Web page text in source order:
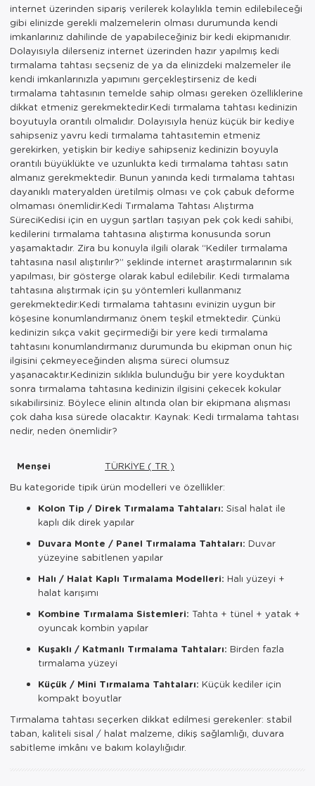
internet üzerinden sipariş verilerek kolaylıkla temin edilebileceği
gibi elinizde gerekli malzemelerin olması durumunda kendi
imkanlarınız dahilinde de yapabileceğiniz bir kedi ekipmanıdır.
Dolayısıyla dilerseniz internet üzerinden hazır yapılmış kedi
tırmalama tahtası seçseniz de ya da elinizdeki malzemeler ile
kendi imkanlarınızla yapımını gerçekleştirseniz de kedi
tırmalama tahtasının temelde sahip olması gereken özelliklerine
dikkat etmeniz gerekmektedir.Kedi tırmalama tahtası kedinizin
boyutuyla orantılı olmalıdır. Dolayısıyla henüz küçük bir kediye
sahipseniz yavru kedi tırmalama tahtasıtemin etmeniz
gerekirken, yetişkin bir kediye sahipseniz kedinizin boyuyla
orantılı büyüklükte ve uzunlukta kedi tırmalama tahtası satın
almanız gerekmektedir. Bunun yanında kedi tırmalama tahtası
dayanıklı materyalden üretilmiş olması ve çok çabuk deforme
olmaması önemlidir.Kedi Tırmalama Tahtası Alıştırma
SüreciKedisi için en uygun şartları taşıyan pek çok kedi sahibi,
kedilerini tırmalama tahtasına alıştırma konusunda sorun
yaşamaktadır. Zira bu konuyla ilgili olarak “Kediler tırmalama
tahtasına nasıl alıştırılır?” şeklinde internet araştırmalarının sık
yapılması, bir gösterge olarak kabul edilebilir. Kedi tırmalama
tahtasına alıştırmak için şu yöntemleri kullanmanız
gerekmektedir:Kedi tırmalama tahtasını evinizin uygun bir
köşesine konumlandırmanız önem teşkil etmektedir. Çünkü
kedinizin sıkça vakit geçirmediği bir yere kedi tırmalama
tahtasını konumlandırmanız durumunda bu ekipman onun hiç
ilgisini çekmeyeceğinden alışma süreci olumsuz
yaşanacaktır.Kedinizin sıklıkla bulunduğu bir yere koyduktan
sonra tırmalama tahtasına kedinizin ilgisini çekecek kokular
sıkabilirsiniz. Böylece elinin altında olan bir ekipmana alışması
çok daha kısa sürede olacaktır. Kaynak: Kedi tırmalama tahtası
nedir, neden önemlidir?
Menşei
TÜRKİYE ( TR )
Bu kategoride tipik ürün modelleri ve özellikler:
Kolon Tip / Direk Tırmalama Tahtaları: Sisal halat ile
kaplı dik direk yapılar
Duvara Monte / Panel Tırmalama Tahtaları: Duvar
yüzeyine sabitlenen yapılar
Halı / Halat Kaplı Tırmalama Modelleri: Halı yüzeyi +
halat karışımı
Kombine Tırmalama Sistemleri: Tahta + tünel + yatak +
oyuncak kombin yapılar
Kuşaklı / Katmanlı Tırmalama Tahtaları: Birden fazla
tırmalama yüzeyi
Küçük / Mini Tırmalama Tahtaları: Küçük kediler için
kompakt boyutlar
Tırmalama tahtası seçerken dikkat edilmesi gerekenler: stabil
taban, kaliteli sisal / halat malzeme, dikiş sağlamlığı, duvara
sabitleme imkânı ve bakım kolaylığıdır.